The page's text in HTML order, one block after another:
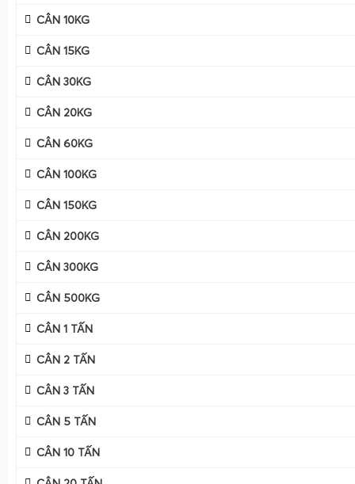
CÂN 10KG
CÂN 15KG
CÂN 30KG
CÂN 20KG
CÂN 60KG
CÂN 100KG
CÂN 150KG
CÂN 200KG
CÂN 300KG
CÂN 500KG
CÂN 1 TẤN
CÂN 2 TẤN
CÂN 3 TẤN
CÂN 5 TẤN
CÂN 10 TẤN
Cân Điện Tử Gia Phát phân phối cân điện tử 15kg tận
dạng chủng loại, từ cân trọng lượng 15kg, cân tính tiền
được kiểm định, hiệu chuẩn theo tiêu chuẩn đo lường
đủ hướng dẫn sử dụng, hướng dẫn hiệu chuẩn bằng quả
thuật của Gia Phát có kinh nghiệm lâu năm trong ngành
cấu tạo, nguyên lý hoạt động và các tiêu chuẩn an toàn,